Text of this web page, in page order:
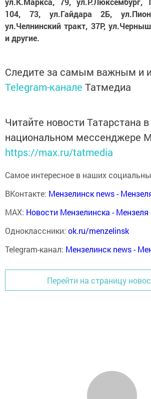
104, 73, ул.Гайдара 2Б,
ул.Челнинский тракт, 37Р,
и другие.
Следите за самым важным и
Telegram-канале Татмедиа
Читайте новости Татарстана в
национальном мессенджере
https://max.ru/tatmedia
Самое интересное в наших
ВКонтакте: Мензелинск news -
MAX: Новости Мензелинска - Мензеля
Одноклассники: ok.ru/menzelinsk
Telegram-канал: Мензелинск news -
Перейти на страницу